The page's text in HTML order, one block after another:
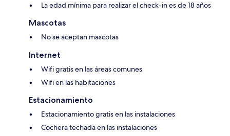
La edad mínima para realizar el check-in es de 18 años
Mascotas
No se aceptan mascotas
Internet
Wifi gratis en las áreas comunes
Wifi en las habitaciones
Estacionamiento
Estacionamiento gratis en las instalaciones
Cochera techada en las instalaciones